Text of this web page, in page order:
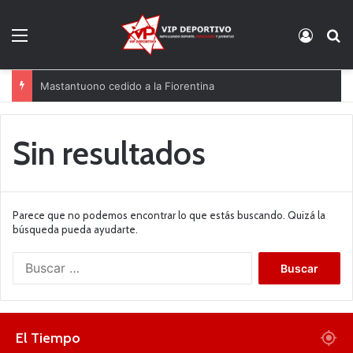
Mastantuono cedido a la Fiorentina
Sin resultados
Parece que no podemos encontrar lo que estás buscando. Quizá la
búsqueda pueda ayudarte.
El Tiempo